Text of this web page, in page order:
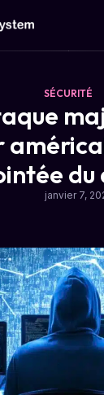
SÉCURITÉ
janvier 7,